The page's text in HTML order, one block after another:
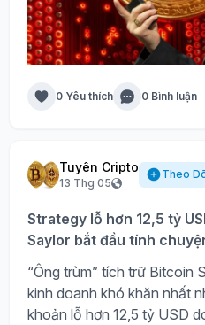
0 Yêu thích 0 Bình luận
Tuyên Cripto
13 Thg 05
Theo
Strategy lỗ hơn 12,5 tỷ
Saylor bắt đầu tính
“Ông trùm” tích trữ Bitcoin
kinh doanh khó khăn nhất
khoản lỗ hơn 12,5 tỷ USD